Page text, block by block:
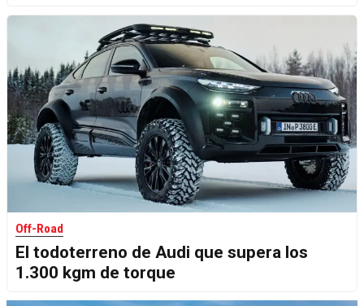
Off-Road
El todoterreno de Audi que supera los
1.300 kgm de torque